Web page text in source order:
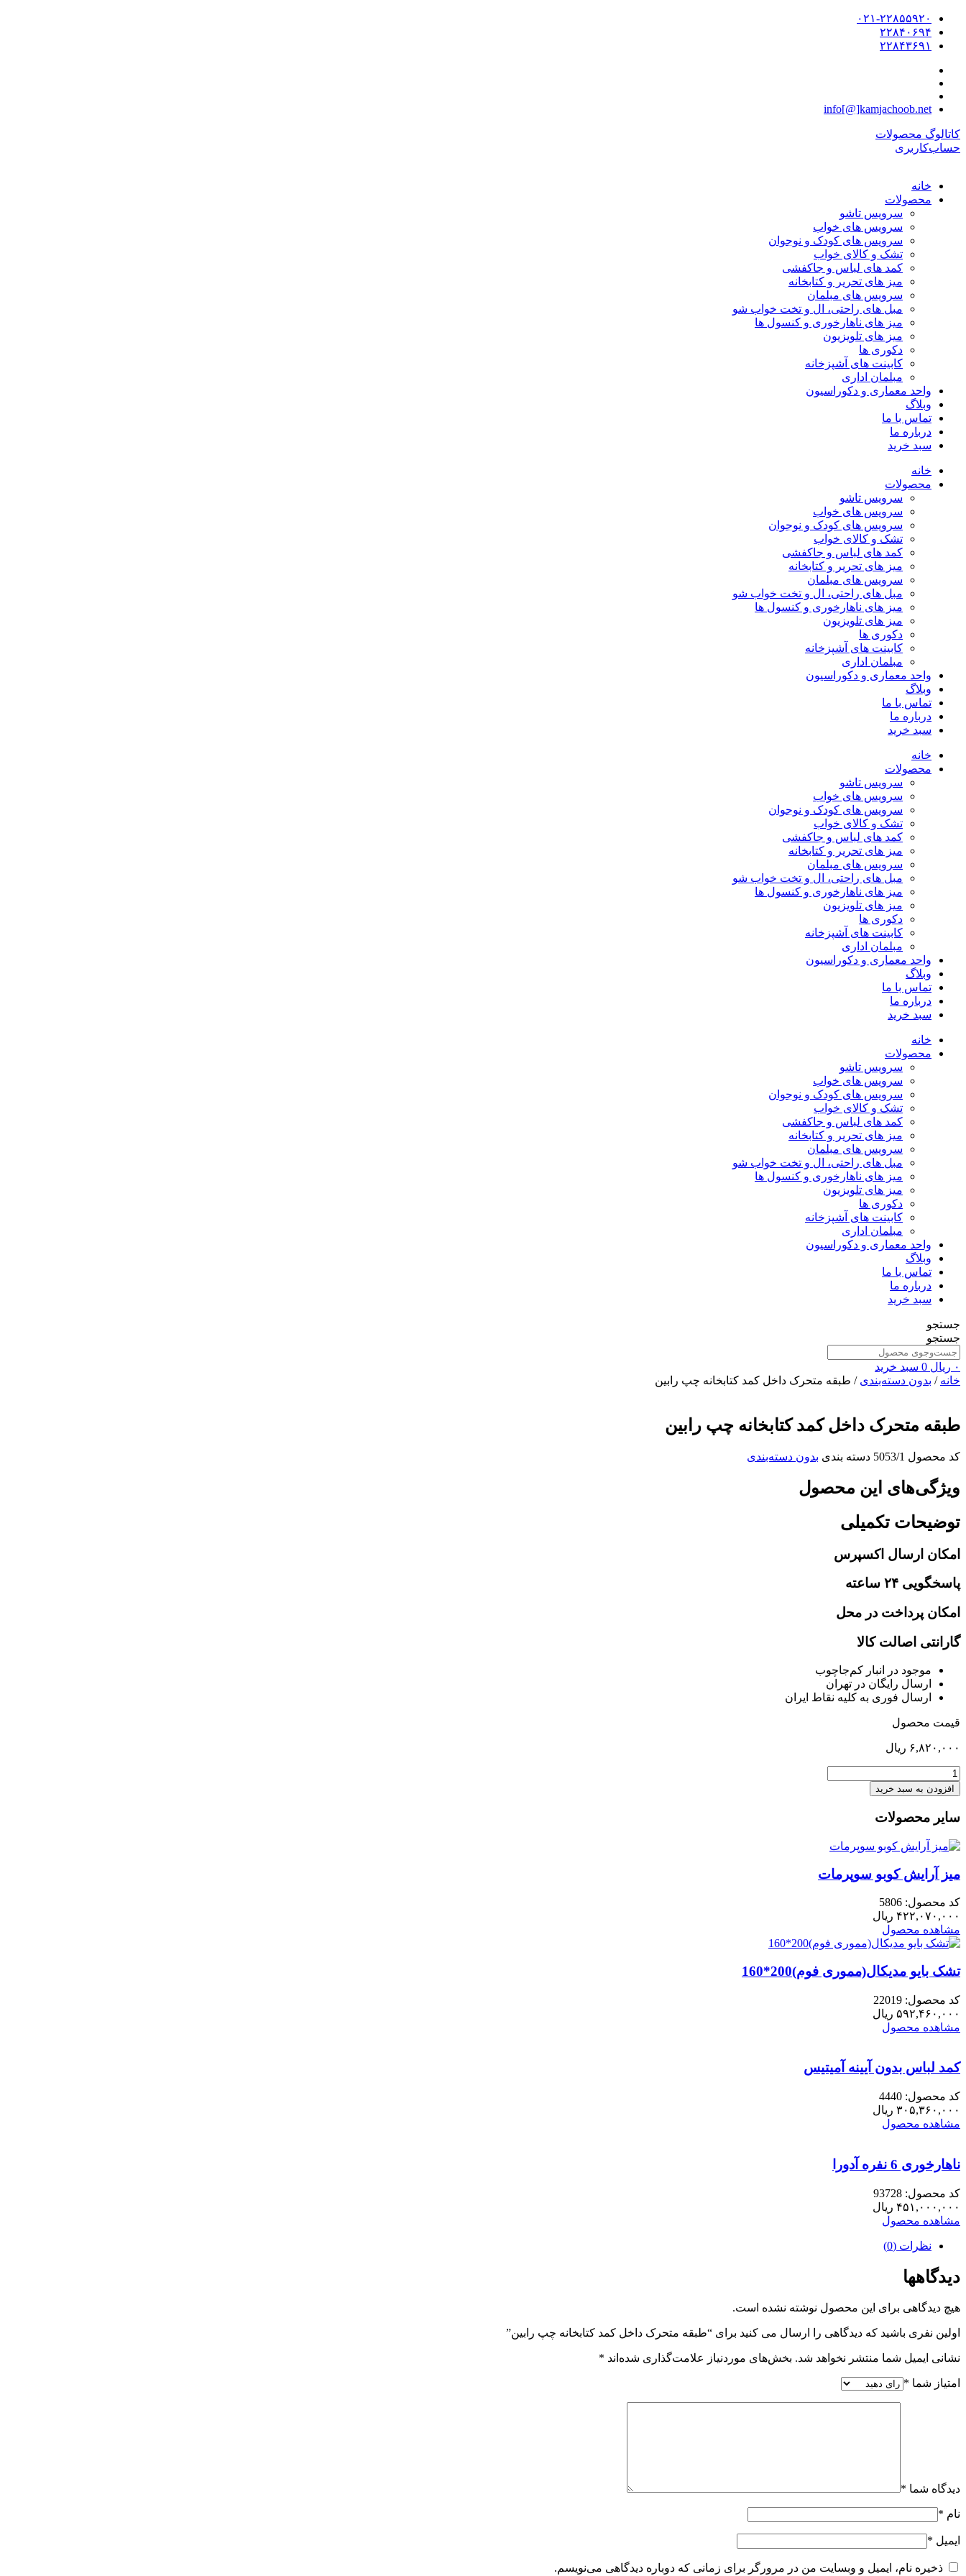
۰۲۱-۲۲۸۵۵۹۲۰
۲۲۸۴۰۶۹۴
۲۲۸۴۳۶۹۱
info[@]kamjachoob.net
کاتالوگ محصولات
حساب‌کاربری
خانه
محصولات
سرویس تاشو
سرویس های خواب
سرویس های کودک و نوجوان
تشک و کالای خواب
کمد های لباس و جاکفشی
میز های تحریر و کتابخانه
سرویس های مبلمان
مبل های راحتی، ال و تخت خواب شو
میز های ناهارخوری و کنسول ها
میز های تلویزیون
دکوری ها
کابینت های آشپزخانه
مبلمان اداری
واحد معماری و دکوراسیون
وبلاگ
تماس با ما
درباره ما
سبد خرید
خانه
محصولات
سرویس تاشو
سرویس های خواب
سرویس های کودک و نوجوان
تشک و کالای خواب
کمد های لباس و جاکفشی
میز های تحریر و کتابخانه
سرویس های مبلمان
مبل های راحتی، ال و تخت خواب شو
میز های ناهارخوری و کنسول ها
میز های تلویزیون
دکوری ها
کابینت های آشپزخانه
مبلمان اداری
واحد معماری و دکوراسیون
وبلاگ
تماس با ما
درباره ما
سبد خرید
خانه
محصولات
سرویس تاشو
سرویس های خواب
سرویس های کودک و نوجوان
تشک و کالای خواب
کمد های لباس و جاکفشی
میز های تحریر و کتابخانه
سرویس های مبلمان
مبل های راحتی، ال و تخت خواب شو
میز های ناهارخوری و کنسول ها
میز های تلویزیون
دکوری ها
کابینت های آشپزخانه
مبلمان اداری
واحد معماری و دکوراسیون
وبلاگ
تماس با ما
درباره ما
سبد خرید
خانه
محصولات
سرویس تاشو
سرویس های خواب
سرویس های کودک و نوجوان
تشک و کالای خواب
کمد های لباس و جاکفشی
میز های تحریر و کتابخانه
سرویس های مبلمان
مبل های راحتی، ال و تخت خواب شو
میز های ناهارخوری و کنسول ها
میز های تلویزیون
دکوری ها
کابینت های آشپزخانه
مبلمان اداری
واحد معماری و دکوراسیون
وبلاگ
تماس با ما
درباره ما
سبد خرید
جستجو
جستجو
۰ ریال 0 سبد خرید
خانه / بدون دسته‌بندی / طبقه متحرک داخل کمد کتابخانه چپ رابین
طبقه متحرک داخل کمد کتابخانه چپ رابین
کد محصول 5053/1 دسته بندی بدون دسته‌بندی
ویژگی‌های این محصول
توضیحات تکمیلی
امکان ارسال اکسپرس
پاسخگویی ۲۴ ساعته
امکان پرداخت در محل
گارانتی اصالت کالا
موجود در انبار کم‌‌جاچوب
ارسال رایگان در تهران
ارسال فوری به کلیه نقاط ایران
قیمت محصول
۶,۸۲۰,۰۰۰ ریال
طبقه
متحرک
داخل
کمد
کتابخانه
چپ
رابین
افزودن به سبد خرید
سایر محصولات
میز آرایش کوبو سوپرمات
کد محصول: 5806
۴۲۲,۰۷۰,۰۰۰ ریال
مشاهده محصول
تشک بایو مدیکال(مموری فوم)200*160
کد محصول: 22019
۵۹۲,۴۶۰,۰۰۰ ریال
مشاهده محصول
کمد لباس بدون آیینه آمیتیس
کد محصول: 4440
۳۰۵,۳۶۰,۰۰۰ ریال
مشاهده محصول
ناهارخوری 6 نفره آدورا
کد محصول: 93728
۴۵۱,۰۰۰,۰۰۰ ریال
مشاهده محصول
نظرات (0)
دیدگاهها
هیچ دیدگاهی برای این محصول نوشته نشده است.
اولین نفری باشید که دیدگاهی را ارسال می کنید برای “طبقه متحرک داخل کمد کتابخانه چپ رابین”
نشانی ایمیل شما منتشر نخواهد شد. بخش‌های موردنیاز علامت‌گذاری شده‌اند *
امتیاز شما *
دیدگاه شما *
نام *
ایمیل *
ذخیره نام، ایمیل و وبسایت من در مرورگر برای زمانی که دوباره دیدگاهی می‌نویسم.